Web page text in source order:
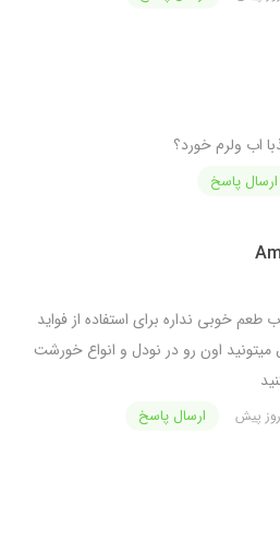
اب ولرم خورد؟
ارسال پاسخ
طعم خوبی نداره برای استفاده از فواید
اون رو در نودل و انواع خورشت
ارسال پاسخ